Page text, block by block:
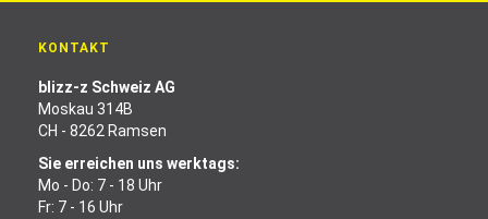
KONTAKT
blizz-z Schweiz AG
Moskau 314B
CH - 8262 Ramsen
Sie erreichen uns werktags:
Mo - Do: 7 - 18 Uhr
Fr: 7 - 16 Uhr